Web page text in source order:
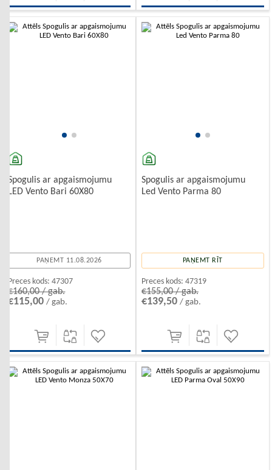
Spogulis ar apgaismojumu
LED Vento Bari 60X80
PAŅEMT 11.08.2026
Preces kods: 47307
€160,00 / gab.
€115,00/ gab.
Spogulis ar apgaismojumu
Led Vento Parma 80
PAŅEMT RĪT
Preces kods: 47319
€155,00 / gab.
€139,50 / gab.